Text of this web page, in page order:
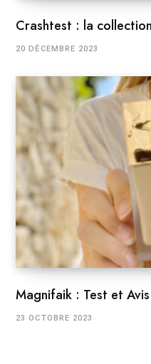
Crashtest : la
20 DÉCEMBRE 2023
Magnifaik : Test et
23 OCTOBRE 2023